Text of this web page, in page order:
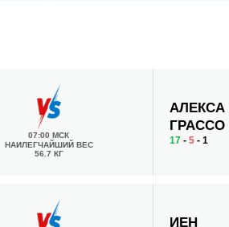
07:00 МСК
НАИЛЕГЧАЙШИЙ ВЕС
56.7 КГ
АЛЕКСА
ГРАССО
17 -5 - 1
ИЕН